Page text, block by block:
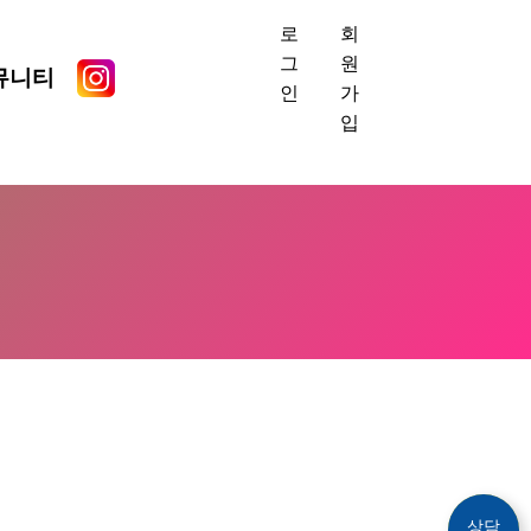
니티
로
그
인
회
원
가
입
상담